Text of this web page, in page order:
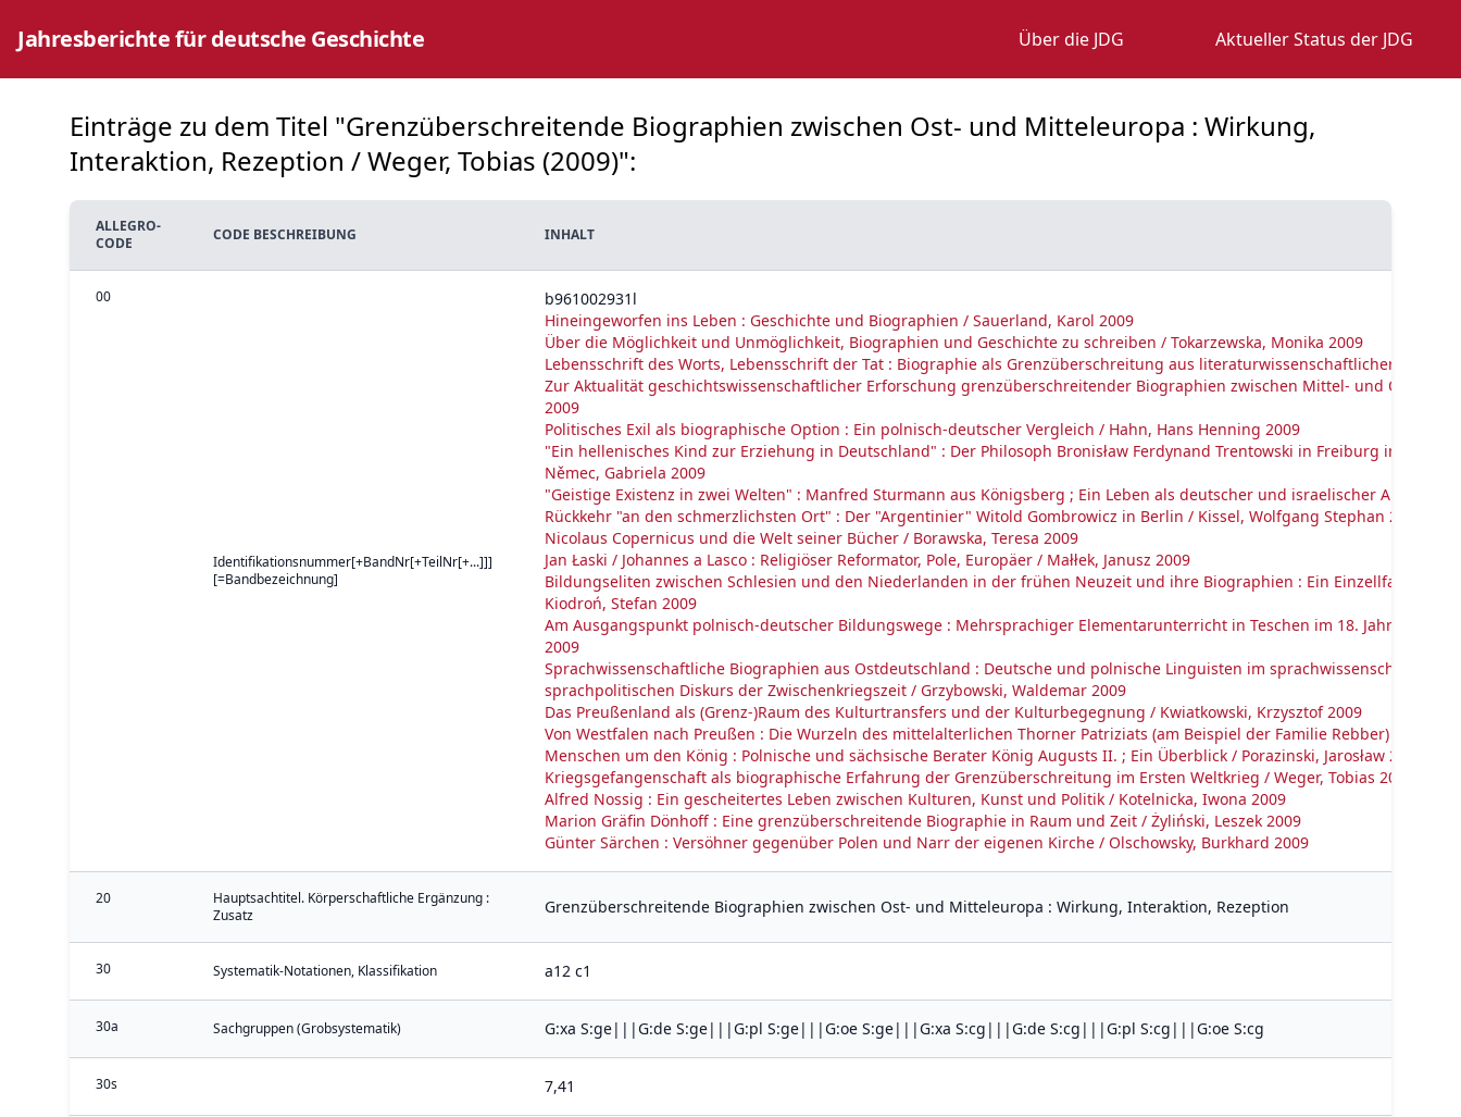
Jahresberichte für deutsche Geschichte Über die JDG Aktueller Status der JDG
Einträge zu dem Titel "Grenzüberschreitende Biographien zwischen Ost- und Mitteleuropa : Wirkung,
Interaktion, Rezeption / Weger, Tobias (2009)":
ALLEGRO-
CODE
CODE BESCHREIBUNG INHALT
00
Identifikationsnummer[+BandNr[+TeilNr[+...]]]
[=Bandbezeichnung]
b961002931l
Hineingeworfen ins Leben : Geschichte und Biographien / Sauerland, Karol 2009
Über die Möglichkeit und Unmöglichkeit, Biographien und Geschichte zu schreiben / Tokarzewska, Monika 2009
Lebensschrift des Worts, Lebensschrift der Tat : Biographie als Grenzüberschreitung aus literaturwissenschaftlicher Sicht /
Zur Aktualität geschichtswissenschaftlicher Erforschung grenzüberschreitender Biographien zwischen Mittel- und
2009
Politisches Exil als biographische Option : Ein polnisch-deutscher Vergleich / Hahn, Hans Henning 2009
"Ein hellenisches Kind zur Erziehung in Deutschland" : Der Philosoph Bronisław Ferdynand Trentowski in Freiburg im
Němec, Gabriela 2009
"Geistige Existenz in zwei Welten" : Manfred Sturmann aus Königsberg ; Ein Leben als deutscher und israelischer Autor /
Rückkehr "an den schmerzlichsten Ort" : Der "Argentinier" Witold Gombrowicz in Berlin / Kissel, Wolfgang Stephan 2009
Nicolaus Copernicus und die Welt seiner Bücher / Borawska, Teresa 2009
Jan Łaski / Johannes a Lasco : Religiöser Reformator, Pole, Europäer / Małłek, Janusz 2009
Bildungseliten zwischen Schlesien und den Niederlanden in der frühen Neuzeit und ihre Biographien : Ein Einzellfall -
Kiodroń, Stefan 2009
Am Ausgangspunkt polnisch-deutscher Bildungswege : Mehrsprachiger Elementarunterricht in Teschen im 18. Jahrhundert
2009
Sprachwissenschaftliche Biographien aus Ostdeutschland : Deutsche und polnische Linguisten im
sprachpolitischen Diskurs der Zwischenkriegszeit / Grzybowski, Waldemar 2009
Das Preußenland als (Grenz-)Raum des Kulturtransfers und der Kulturbegegnung / Kwiatkowski, Krzysztof 2009
Von Westfalen nach Preußen : Die Wurzeln des mittelalterlichen Thorner Patriziats (am Beispiel der Familie Rebber) /
Menschen um den König : Polnische und sächsische Berater König Augusts II. ; Ein Überblick / Porazinski, Jarosław 2009
Kriegsgefangenschaft als biographische Erfahrung der Grenzüberschreitung im Ersten Weltkrieg / Weger, Tobias 2009
Alfred Nossig : Ein gescheitertes Leben zwischen Kulturen, Kunst und Politik / Kotelnicka, Iwona 2009
Marion Gräfin Dönhoff : Eine grenzüberschreitende Biographie in Raum und Zeit / Żyliński, Leszek 2009
Günter Särchen : Versöhner gegenüber Polen und Narr der eigenen Kirche / Olschowsky, Burkhard 2009
20
Hauptsachtitel. Körperschaftliche Ergänzung :
Zusatz
Grenzüberschreitende Biographien zwischen Ost- und Mitteleuropa : Wirkung, Interaktion, Rezeption
30 Systematik-Notationen, Klassifikation a12 c1
30a Sachgruppen (Grobsystematik) G:xa S:ge|||G:de S:ge|||G:pl S:ge|||G:oe S:ge|||G:xa S:cg|||G:de S:cg|||G:pl S:cg|||G:oe S:cg
30s 7,41